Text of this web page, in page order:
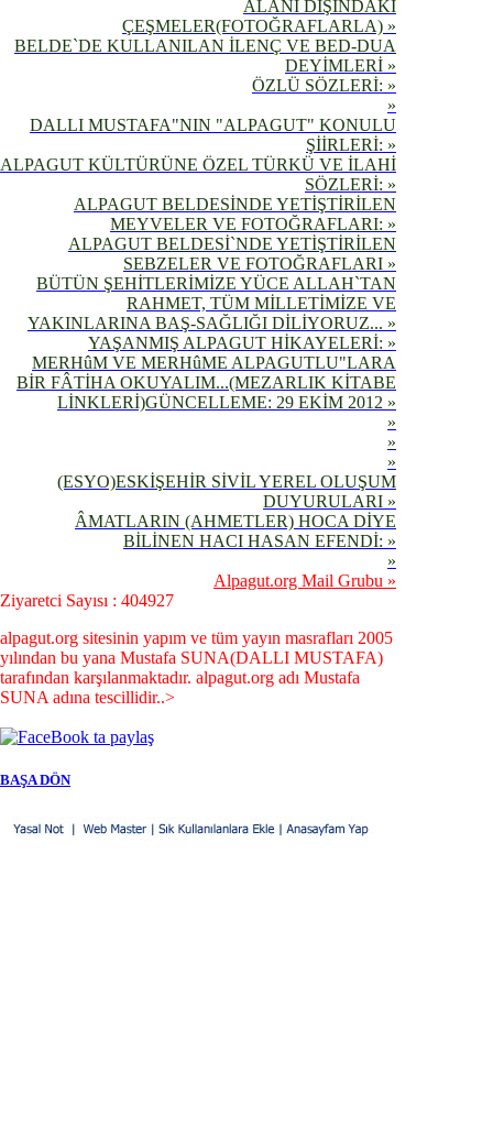
ALANI DIŞINDAKİ
ÇEŞMELER(FOTOĞRAFLARLA) »
BELDE`DE KULLANILAN İLENÇ VE BED-DUA
DEYİMLERİ »
ÖZLÜ SÖZLERİ: »
»
DALLI MUSTAFA"NIN "ALPAGUT" KONULU
ŞİİRLERİ: »
ALPAGUT KÜLTÜRÜNE ÖZEL TÜRKÜ VE İLAHİ
SÖZLERİ: »
ALPAGUT BELDESİNDE YETİŞTİRİLEN
MEYVELER VE FOTOĞRAFLARI: »
ALPAGUT BELDESİ`NDE YETİŞTİRİLEN
SEBZELER VE FOTOĞRAFLARI »
BÜTÜN ŞEHİTLERİMİZE YÜCE ALLAH`TAN
RAHMET, TÜM MİLLETİMİZE VE
YAKINLARINA BAŞ-SAĞLIĞI DİLİYORUZ... »
YAŞANMIŞ ALPAGUT HİKAYELERİ: »
MERHûM VE MERHûME ALPAGUTLU"LARA
BİR FÂTİHA OKUYALIM...(MEZARLIK KİTABE
LİNKLERİ)GÜNCELLEME: 29 EKİM 2012 »
»
»
»
(ESYO)ESKİŞEHİR SİVİL YEREL OLUŞUM
DUYURULARI »
ÂMATLARIN (AHMETLER) HOCA DİYE
BİLİNEN HACI HASAN EFENDİ: »
»
Alpagut.org Mail Grubu »
Ziyaretci Sayısı : 404927
alpagut.org sitesinin yapım ve tüm yayın masrafları 2005
yılından bu yana Mustafa SUNA(DALLI MUSTAFA)
tarafından karşılanmaktadır. alpagut.org adı Mustafa
SUNA adına tescillidir..>
BAŞA DÖN